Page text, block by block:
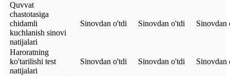
Quvvat
chastotasiga
chidamli
kuchlanish sinovi
natijalari
Sinovdan o'tdi Sinovdan o'tdi Sinovdan
Haroratning
ko'tarilishi test
natijalari
Sinovdan o'tdi Sinovdan o'tdi Sinovdan